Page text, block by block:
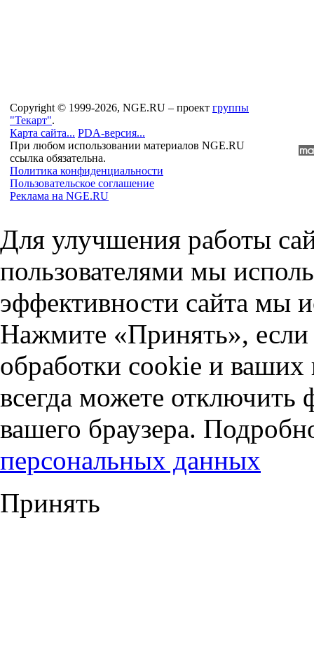
Copyright © 1999-2026, NGE.RU – проект группы
"Текарт".
Карта сайта... PDA-версия...
При любом использовании материалов NGE.RU
ссылка обязательна.
Политика конфиденциальности
Пользовательское соглашение
Реклама на NGE.RU
Для улучшения работы
пользователями мы
эффективности сайта мы
Нажмите «Принять», если
обработки cookie и
всегда можете отключить
вашего браузера.
персональных данных
Принять